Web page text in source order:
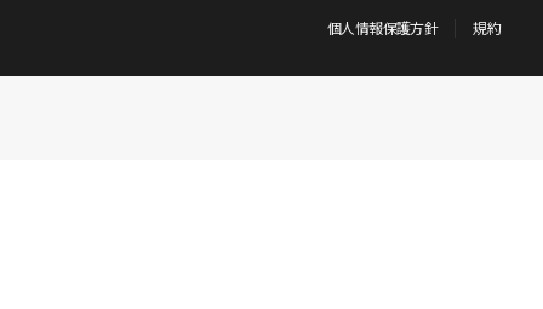
個人情報保護方針 規約